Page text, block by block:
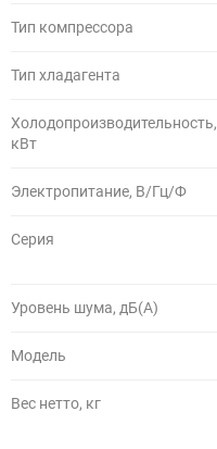
Тип компрессора
Тип хладагента
Холодопроизводительность,
кВт
Электропитание, В/Гц/Ф
Серия
Уровень шума, дБ(A)
Модель
Вес нетто, кг